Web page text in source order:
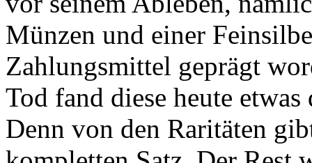
Münzen und einer
Zahlungsmittel geprägt
Tod fand diese heute
Denn von den Raritäten